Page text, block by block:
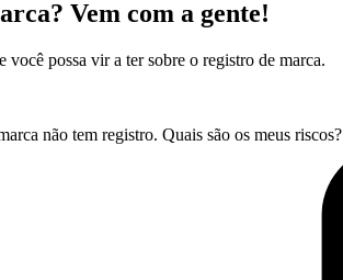
Vem com a gente!
você possa vir a ter sobre o registro de marca.
não tem registro. Quais são os meus riscos?